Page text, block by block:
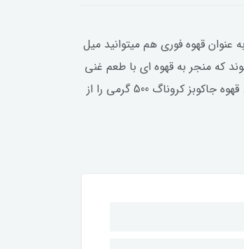
قهوه فوری هم میتوانید میل
که منجر به قهوه ای با طعم غنی